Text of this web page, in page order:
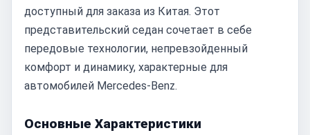
доступный для заказа из Китая. Этот
представительский седан сочетает в себе
передовые технологии, непревзойденный
комфорт и динамику, характерные для
автомобилей Mercedes-Benz.
Основные Характеристики